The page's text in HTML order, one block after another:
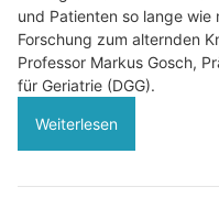
und Patienten so lange
Forschung zum alternden
Professor Markus Gosch,
für Geriatrie (DGG).
Weiterlesen